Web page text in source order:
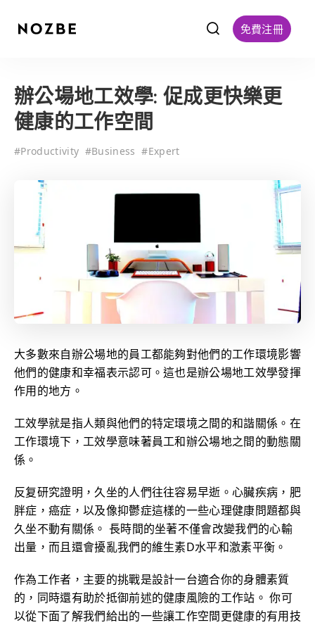
f 免費注冊
辦公場地工效學: 促成更快樂更
健康的工作空間
#Productivity #Business #Expert
大多數來自辦公場地的員工都能夠對他們的工作環境影響
他們的健康和幸福表示認可。這也是辦公場地工效學發揮
作用的地方。
工效學就是指人類與他們的特定環境之間的和諧關係。在
工作環境下，工效學意味著員工和辦公場地之間的動態關
係。
反复研究證明，久坐的人們往往容易早逝。心臟疾病，肥
胖症，癌症，以及像抑鬱症這樣的一些心理健康問題都與
久坐不動有關係。 長時間的坐著不僅會改變我們的心輸
出量，而且還會擾亂我們的維生素D水平和激素平衡。
作為工作者，主要的挑戰是設計一台適合你的身體素質
的，同時還有助於抵御前述的健康風險的工作站。 你可
以從下面了解我們給出的一些讓工作空間更健康的有用技